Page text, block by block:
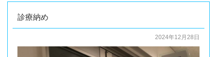
診療納め
2024年12月28日